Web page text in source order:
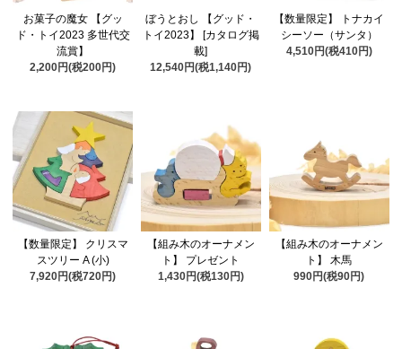
お菓子の魔女 【グッ
ド・トイ2023 多世代交
流賞】
2,200円(税200円)
ぼうとおし 【グッド・
トイ2023】 [カタログ掲
載]
12,540円(税1,140円)
【数量限定】 トナカイ
シーソー（サンタ）
4,510円(税410円)
【数量限定】 クリスマ
スツリー A (小)
7,920円(税720円)
【組み木のオーナメン
ト】 プレゼント
1,430円(税130円)
【組み木のオーナメン
ト】 木馬
990円(税90円)